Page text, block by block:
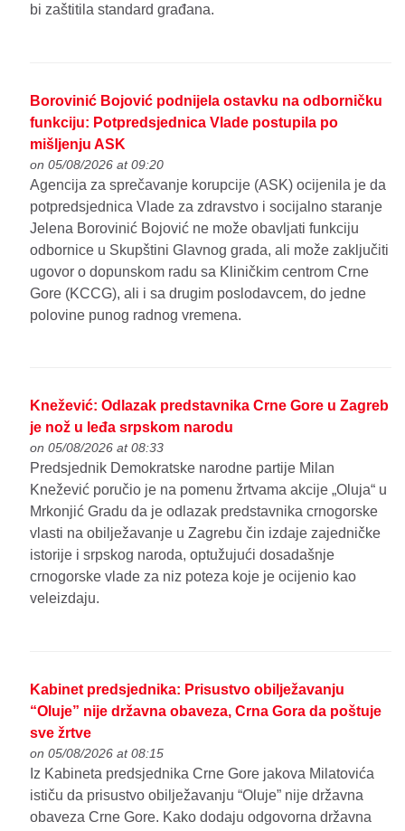
bi zaštitila standard građana.
Borovinić Bojović podnijela ostavku na odborničku
funkciju: Potpredsjednica Vlade postupila po
mišljenju ASK
on 05/08/2026 at 09:20
Agencija za sprečavanje korupcije (ASK) ocijenila je da
potpredsjednica Vlade za zdravstvo i socijalno staranje
Jelena Borovinić Bojović ne može obavljati funkciju
odbornice u Skupštini Glavnog grada, ali može zaključiti
ugovor o dopunskom radu sa Kliničkim centrom Crne
Gore (KCCG), ali i sa drugim poslodavcem, do jedne
polovine punog radnog vremena.
Knežević: Odlazak predstavnika Crne Gore u Zagreb
je nož u leđa srpskom narodu
on 05/08/2026 at 08:33
Predsjednik Demokratske narodne partije Milan
Knežević poručio je na pomenu žrtvama akcije „Oluja“ u
Mrkonjić Gradu da je odlazak predstavnika crnogorske
vlasti na obilježavanje u Zagrebu čin izdaje zajedničke
istorije i srpskog naroda, optužujući dosadašnje
crnogorske vlade za niz poteza koje je ocijenio kao
veleizdaju.
Kabinet predsjednika: Prisustvo obilježavanju
“Oluje” nije državna obaveza, Crna Gora da poštuje
sve žrtve
on 05/08/2026 at 08:15
Iz Kabineta predsjednika Crne Gore jakova Milatovića
ističu da prisustvo obilježavanju “Oluje” nije državna
obaveza Crne Gore. Kako dodaju odgovorna državna